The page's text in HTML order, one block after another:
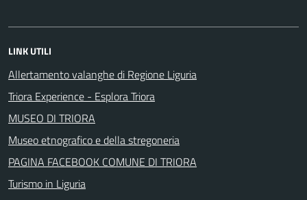
LINK UTILI
Allertamento valanghe di Regione Liguria
Triora Experience - Esplora Triora
MUSEO DI TRIORA
Museo etnografico e della stregoneria
PAGINA FACEBOOK COMUNE DI TRIORA
Turismo in Liguria